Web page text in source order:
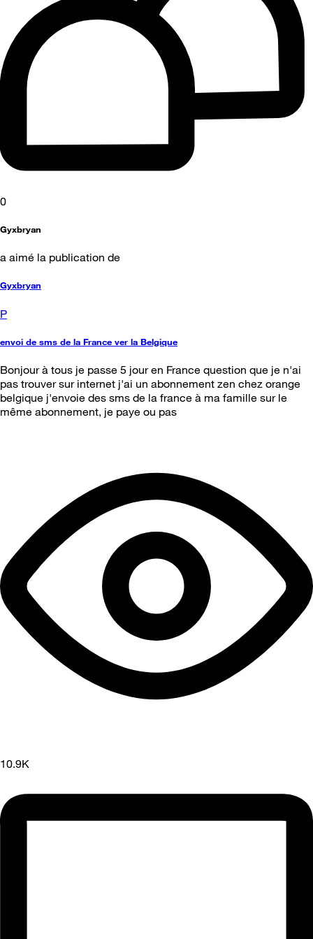
0
Gyxbryan
a aimé la publication de
Gyxbryan
P
envoi de sms de la France ver la Belgique
Bonjour à tous je passe 5 jour en France question que je n'ai
pas trouver sur internet j'ai un abonnement zen chez orange
belgique j'envoie des sms de la france à ma famille sur le
même abonnement, je paye ou pas
10.9K